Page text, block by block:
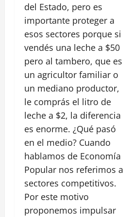
del Estado, pero es
importante proteger a
esos sectores porque si
vendés una leche a $50
pero al tambero, que es
un agricultor familiar o
un mediano productor,
le comprás el litro de
leche a $2, la diferencia
es enorme. ¿Qué pasó
en el medio? Cuando
hablamos de Economía
Popular nos referimos a
sectores competitivos.
Por este motivo
proponemos impulsar